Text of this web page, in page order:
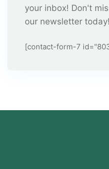
your inbox! Don't
our newsletter today!
[contact-form-7